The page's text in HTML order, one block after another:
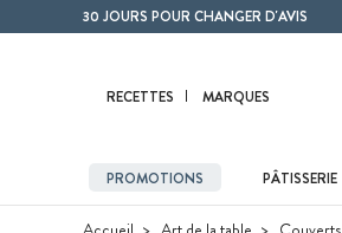
Contenu principal30 JOURS POUR CHANGER D'AVIS
RECETTES MARQUES
PROMOTIONS PÂTISSERIE